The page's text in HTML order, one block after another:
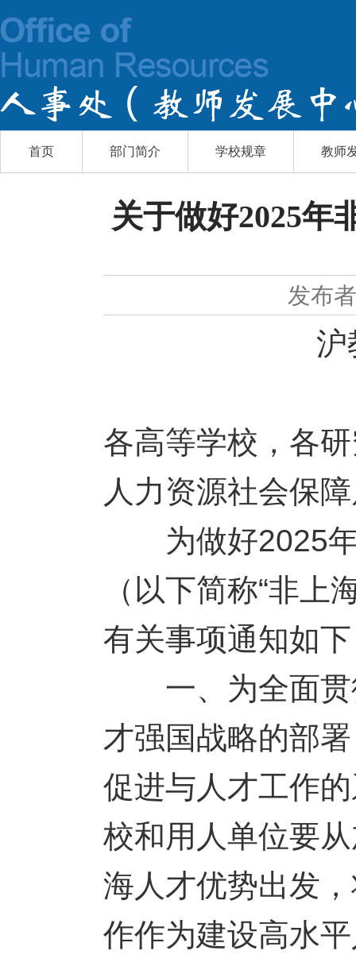
首页 部门简介 学校规章 教师
关于做好2025年
发布
沪
各高等学校，各
人力资源社会保
为做好2025年
（以下简称“非
有关事项通知如
一、为全面贯
才强国战略的部
促进与人才工作
校和用人单位要
海人才优势出发
作作为建设高水